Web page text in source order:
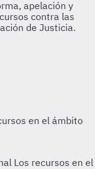
en el ámbito
Los recursos en el